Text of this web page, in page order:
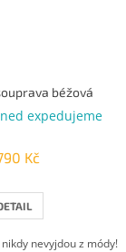
béžová
expedujeme
Kč
nevyjdou z módy!